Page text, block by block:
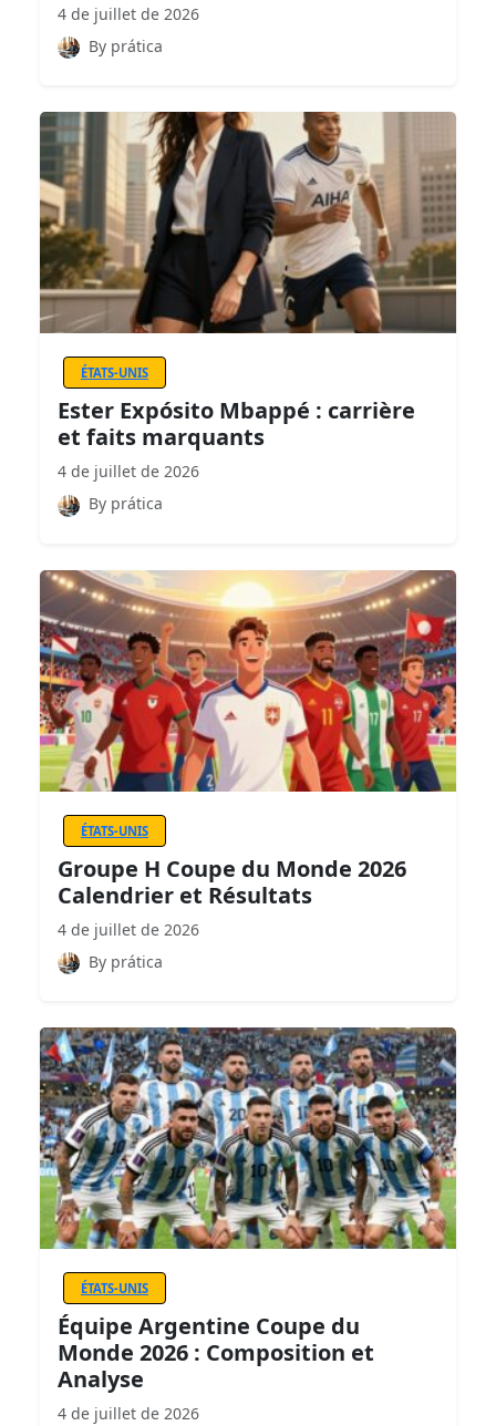
4 de juillet de 2026
By prática
ÉTATS-UNIS
Ester Expósito Mbappé : carrière
et faits marquants
4 de juillet de 2026
By prática
ÉTATS-UNIS
Groupe H Coupe du Monde 2026
Calendrier et Résultats
4 de juillet de 2026
By prática
ÉTATS-UNIS
Équipe Argentine Coupe du
Monde 2026 : Composition et
Analyse
4 de juillet de 2026